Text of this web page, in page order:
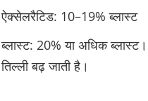
ऐक्सेलरैटिड: 10–19% ब्लास्ट
ब्लास्ट: 20% या अधिक
तिल्ली बढ़ जाती है।